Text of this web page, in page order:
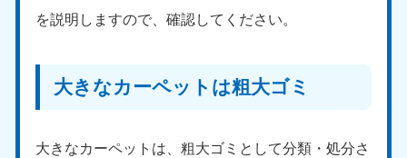
を説明しますので、確認してください。
大きなカーペットは粗大ゴミ
大きなカーペットは、粗大ゴミとして分類・処分さ